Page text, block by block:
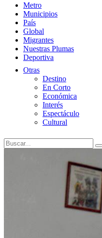
Metro
Municipios
País
Global
Migrantes
Nuestras Plumas
Deportiva
Otras
Destino
En Corto
Económica
Interés
Espectáculo
Cultural